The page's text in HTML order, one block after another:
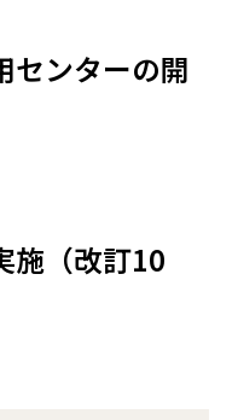
センターの開
施（改訂10